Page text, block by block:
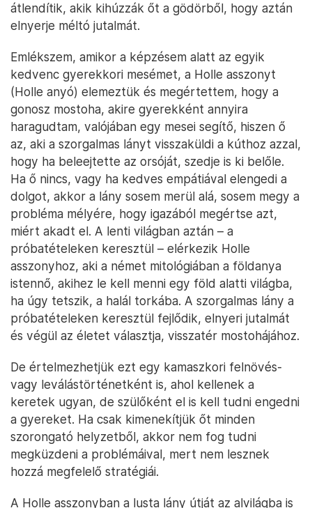
átlendítik, akik kihúzzák őt a gödörből, hogy aztán
elnyerje méltó jutalmát.
Emlékszem, amikor a képzésem alatt az egyik
kedvenc gyerekkori mesémet, a Holle asszonyt
(Holle anyó) elemeztük és megértettem, hogy a
gonosz mostoha, akire gyerekként annyira
haragudtam, valójában egy mesei segítő, hiszen ő
az, aki a szorgalmas lányt visszaküldi a kúthoz azzal,
hogy ha beleejtette az orsóját, szedje is ki belőle.
Ha ő nincs, vagy ha kedves empátiával elengedi a
dolgot, akkor a lány sosem merül alá, sosem megy a
probléma mélyére, hogy igazából megértse azt,
miért akadt el. A lenti világban aztán – a
próbatételeken keresztül – elérkezik Holle
asszonyhoz, aki a német mitológiában a földanya
istennő, akihez le kell menni egy föld alatti világba,
ha úgy tetszik, a halál torkába. A szorgalmas lány a
próbatételeken keresztül fejlődik, elnyeri jutalmát
és végül az életet választja, visszatér mostohájához.
De értelmezhetjük ezt egy kamaszkori felnövés-
vagy leválástörténetként is, ahol kellenek a
keretek ugyan, de szülőként el is kell tudni engedni
a gyereket. Ha csak kimenekítjük őt minden
szorongató helyzetből, akkor nem fog tudni
megküzdeni a problémáival, mert nem lesznek
hozzá megfelelő stratégiái.
A Holle asszonyban a lusta lány útját az alvilágba is